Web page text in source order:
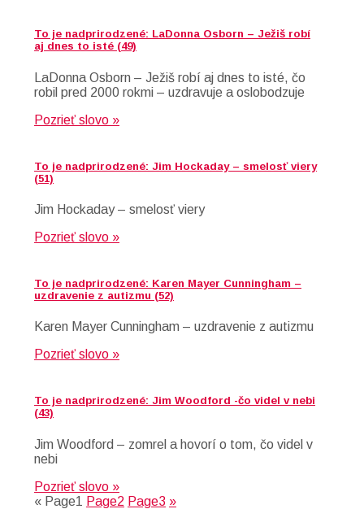
To je nadprirodzené: LaDonna Osborn – Ježiš robí
aj dnes to isté (49)
LaDonna Osborn – Ježiš robí aj dnes to isté, čo
robil pred 2000 rokmi – uzdravuje a oslobodzuje
Pozrieť slovo »
To je nadprirodzené: Jim Hockaday – smelosť viery
(51)
Jim Hockaday – smelosť viery
Pozrieť slovo »
To je nadprirodzené: Karen Mayer Cunningham –
uzdravenie z autizmu (52)
Karen Mayer Cunningham – uzdravenie z autizmu
Pozrieť slovo »
To je nadprirodzené: Jim Woodford -čo videl v nebi
(43)
Jim Woodford – zomrel a hovorí o tom, čo videl v
nebi
Pozrieť slovo »
« Page1 Page2 Page3 »